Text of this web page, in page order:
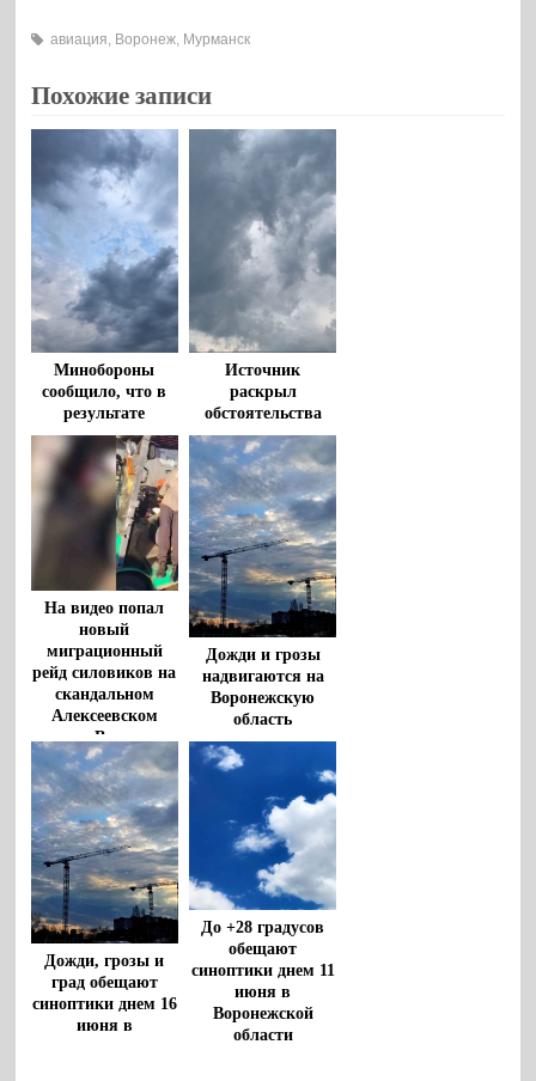
авиация, Воронеж, Мурманск
Похожие записи
Минобороны
сообщило, что в
результате
крушения Ан-26
погибли 29
человек
Источник
раскрыл
обстоятельства
крушения в
Крыму самолета
Ан-26
На видео попал
новый
миграционный
рейд силовиков на
скандальном
Алексеевском
рынке Воронежа
Дожди и грозы
надвигаются на
Воронежскую
область
Дожди, грозы и
град обещают
синоптики днем 16
июня в
До +28 градусов
обещают
синоптики днем 11
июня в
Воронежской
области